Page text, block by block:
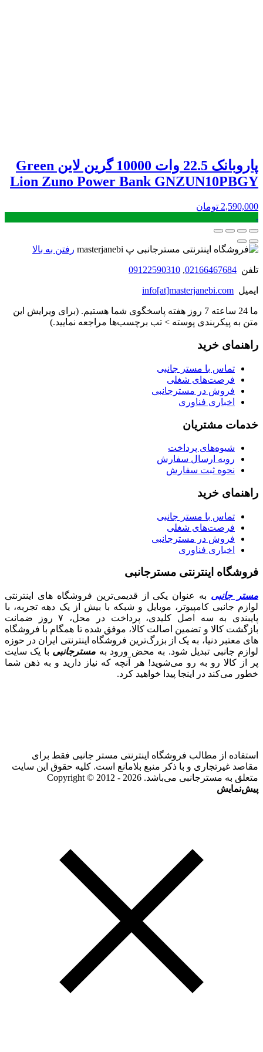
پاروبانک 22.5 وات 10000 گرین لاین Green
Lion Zuno Power Bank GNZUN10PBGY
2,590,000 تومان
.
رفتن به بالا
تلفن 02166467684
,
09122590310
ایمیل info[at]masterjanebi.com
ما 24 ساعته 7 روز هفته پاسخگوی شما هستیم. (برای ویرایش این
متن به پیکربندی پوسته > تب برچسب‌ها مراجعه نمایید.)
راهنمای خرید
تماس با مستر جانبی
فرصت‌های شغلی
فروش در مسترجانبی
اخباری فناوری
خدمات مشتریان
شیوه‌های پرداخت
رویه ارسال سفارش
نحوه ثبت سفارش
راهنمای خرید
تماس با مستر جانبی
فرصت‌های شغلی
فروش در مسترجانبی
اخباری فناوری
فروشگاه اینترنتی مسترجانبی
مستر جانبی به عنوان یکی از قدیمی‌ترین فروشگاه های اینترنتی
لوازم جانبی کامپیوتر، موبایل و شبکه با بیش از یک دهه تجربه، با
پایبندی به سه اصل کلیدی، پرداخت در محل، ۷ روز ضمانت
بازگشت کالا و تضمین اصالت کالا، موفق شده تا همگام با فروشگاه‌
های معتبر دنیا، به یک از بزرگ‌ترین فروشگاه اینترنتی ایران در حوزه
لوازم جانبی تبدیل شود. به محض ورود به مسترجانبی با یک سایت
پر از کالا رو به رو می‌شوید! هر آنچه که نیاز دارید و به ذهن شما
خطور می‌کند در اینجا پیدا خواهید کرد.
استفاده از مطالب فروشگاه اینترنتی مستر جانبی فقط برای
مقاصد غیرتجاری و با ذکر منبع بلامانع است. کلیه حقوق این سایت
متعلق به مسترجانبی می‌باشد. Copyright © 2012 - 2026
پیش‌نمایش